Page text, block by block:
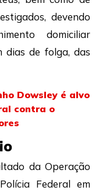
devendo
domiciliar
de folga, das
Dowsley é alvo
contra o
da Operação
Federal em